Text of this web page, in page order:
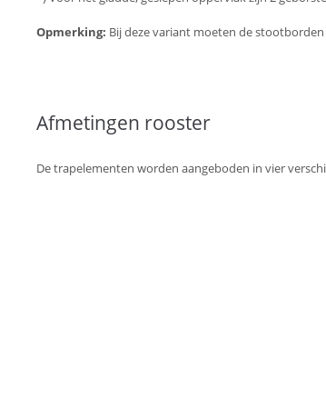
Opmerking: Bij deze variant moeten de
Afmetingen rooster
De trapelementen worden aangeboden in vier